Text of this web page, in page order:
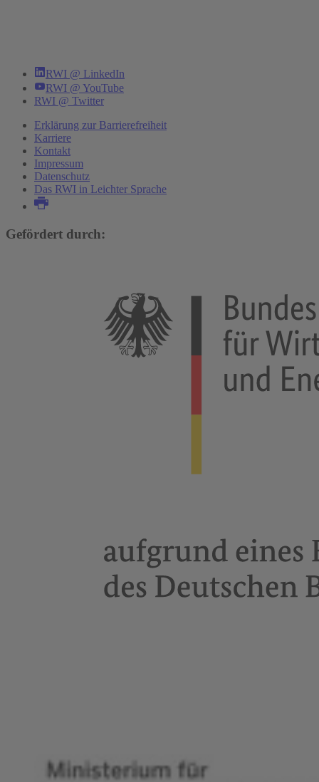
RWI @ LinkedIn
RWI @ YouTube
RWI @ Twitter
Erklärung zur Barrierefreiheit
Karriere
Kontakt
Impressum
Datenschutz
Das RWI in Leichter Sprache
Gefördert durch: